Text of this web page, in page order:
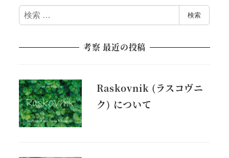
検
索
検索
考察 最近の投稿
Raskovnik (ラスコヴニ
ク) について